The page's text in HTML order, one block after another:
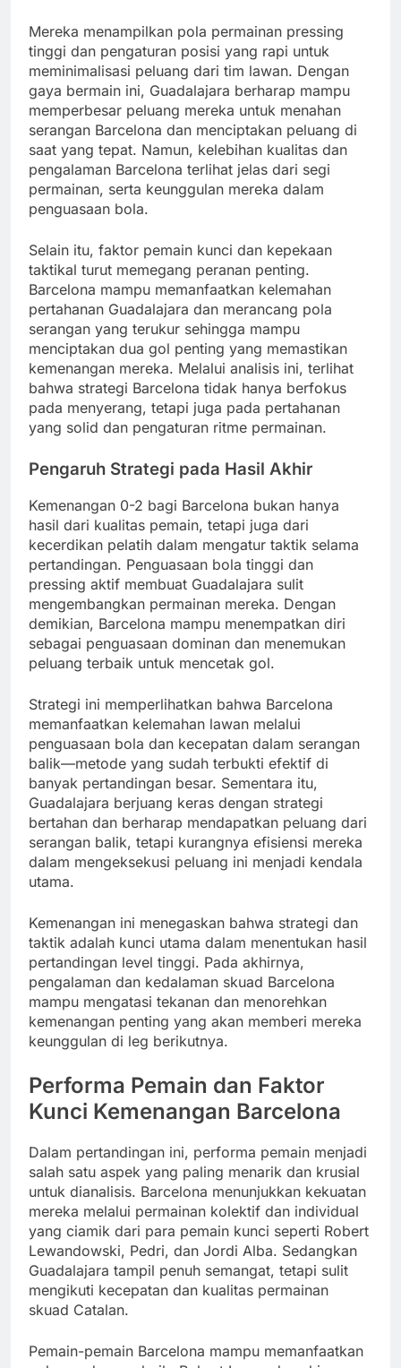
Mereka menampilkan pola permainan pressing
tinggi dan pengaturan posisi yang rapi untuk
meminimalisasi peluang dari tim lawan. Dengan
gaya bermain ini, Guadalajara berharap mampu
memperbesar peluang mereka untuk menahan
serangan Barcelona dan menciptakan peluang di
saat yang tepat. Namun, kelebihan kualitas dan
pengalaman Barcelona terlihat jelas dari segi
permainan, serta keunggulan mereka dalam
penguasaan bola.
Selain itu, faktor pemain kunci dan kepekaan
taktikal turut memegang peranan penting.
Barcelona mampu memanfaatkan kelemahan
pertahanan Guadalajara dan merancang pola
serangan yang terukur sehingga mampu
menciptakan dua gol penting yang memastikan
kemenangan mereka. Melalui analisis ini, terlihat
bahwa strategi Barcelona tidak hanya berfokus
pada menyerang, tetapi juga pada pertahanan
yang solid dan pengaturan ritme permainan.
Pengaruh Strategi pada Hasil Akhir
Kemenangan 0-2 bagi Barcelona bukan hanya
hasil dari kualitas pemain, tetapi juga dari
kecerdikan pelatih dalam mengatur taktik selama
pertandingan. Penguasaan bola tinggi dan
pressing aktif membuat Guadalajara sulit
mengembangkan permainan mereka. Dengan
demikian, Barcelona mampu menempatkan diri
sebagai penguasaan dominan dan menemukan
peluang terbaik untuk mencetak gol.
Strategi ini memperlihatkan bahwa Barcelona
memanfaatkan kelemahan lawan melalui
penguasaan bola dan kecepatan dalam serangan
balik—metode yang sudah terbukti efektif di
banyak pertandingan besar. Sementara itu,
Guadalajara berjuang keras dengan strategi
bertahan dan berharap mendapatkan peluang dari
serangan balik, tetapi kurangnya efisiensi mereka
dalam mengeksekusi peluang ini menjadi kendala
utama.
Kemenangan ini menegaskan bahwa strategi dan
taktik adalah kunci utama dalam menentukan hasil
pertandingan level tinggi. Pada akhirnya,
pengalaman dan kedalaman skuad Barcelona
mampu mengatasi tekanan dan menorehkan
kemenangan penting yang akan memberi mereka
keunggulan di leg berikutnya.
Performa Pemain dan Faktor
Kunci Kemenangan Barcelona
Dalam pertandingan ini, performa pemain menjadi
salah satu aspek yang paling menarik dan krusial
untuk dianalisis. Barcelona menunjukkan kekuatan
mereka melalui permainan kolektif dan individual
yang ciamik dari para pemain kunci seperti Robert
Lewandowski, Pedri, dan Jordi Alba. Sedangkan
Guadalajara tampil penuh semangat, tetapi sulit
mengikuti kecepatan dan kualitas permainan
skuad Catalan.
Pemain-pemain Barcelona mampu memanfaatkan